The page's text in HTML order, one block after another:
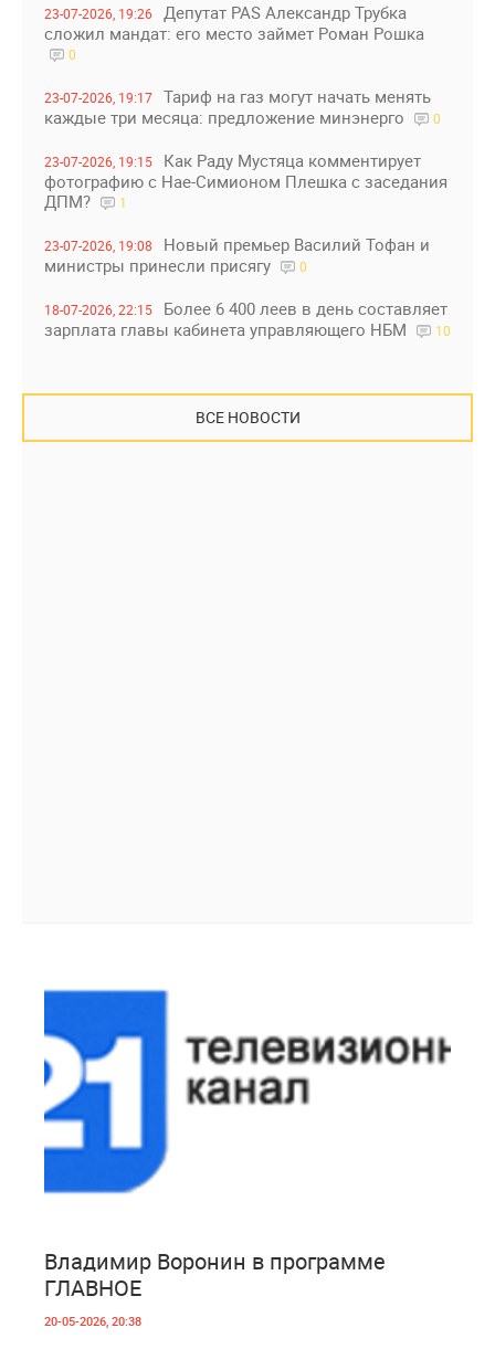
23-07-2026, 19:26
Депутат PAS Александр Трубка
сложил мандат: его место займет Роман Рошка
0
23-07-2026, 19:17
Тариф на газ могут начать менять
каждые три месяца: предложение минэнерго
0
23-07-2026, 19:15
Как Раду Мустяца комментирует
фотографию с Нае-Симионом Плешка с заседания
ДПМ?
1
23-07-2026, 19:08
Новый премьер Василий Тофан и
министры принесли присягу
0
18-07-2026, 22:15
Более 6 400 леев в день составляет
зарплата главы кабинета управляющего НБМ
10
ВСЕ НОВОСТИ
Владимир Воронин в программе
ГЛАВНОЕ
20-05-2026, 20:38